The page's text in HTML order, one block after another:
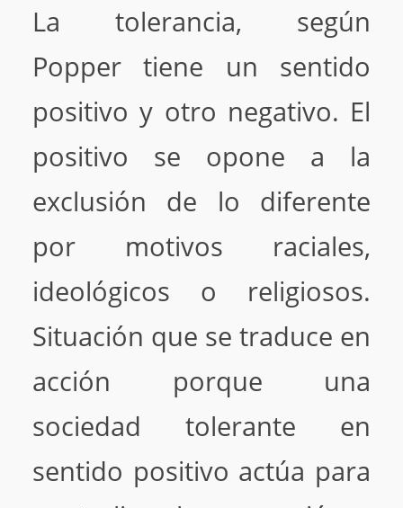
La tolerancia, según
Popper tiene un sentido
positivo y otro negativo. El
positivo se opone a la
exclusión de lo diferente
por motivos raciales,
ideológicos o religiosos.
Situación que se traduce en
acción porque una
sociedad tolerante en
sentido positivo actúa para